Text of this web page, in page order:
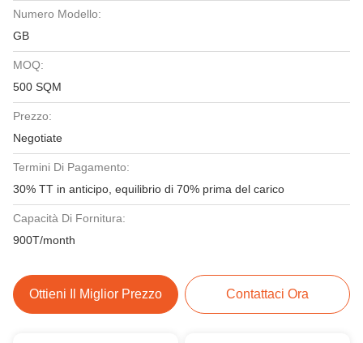
Numero Modello:
GB
MOQ:
500 SQM
Prezzo:
Negotiate
Termini Di Pagamento:
30% TT in anticipo, equilibrio di 70% prima del carico
Capacità Di Fornitura:
900T/month
Ottieni Il Miglior Prezzo Contattaci Ora